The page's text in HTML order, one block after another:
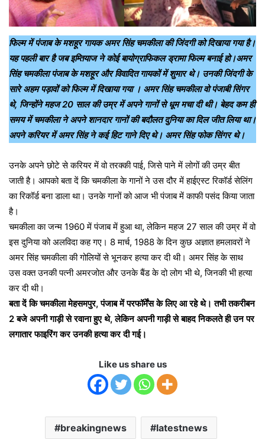
फिल्म में पंजाब के मशहूर गायक अमर सिंह चमकीला की जिंदगी को दिखाया गया है।
यह पहली बार है जब इम्तियाज ने कोई बायोग्राफिकल ड्रामा फिल्म बनाई हो।अमर
सिंह चमकीला पंजाब के मशहूर और विवादित गायकों में शुमार थे। उनकी जिंदगी के
सारे अहम पड़ावों को फिल्म में दिखाया गया । अमर सिंह चमकीला वो पंजाबी सिंगर
थे, जिन्होंने महज 20 साल की उम्र में अपने गानों से धूम मचा दी थी। बेहद कम ही
समय में चमकीला ने अपने शानदार गानों की बदौलत दुनिया का दिल जीत लिया था।
अपने करियर में अमर सिंह ने कई हिट गाने दिए थे। अमर सिंह फोक सिंगर थे।
उनके अपने छोटे से करियर में वो तरक्की पाई, जिसे पाने में लोगों की उम्र बीत
जाती है। आपको बता दें कि चमकीला के गानों ने उस दौर में हाईएस्ट रिकॉर्ड सेलिंग
का रिकॉर्ड बना डाला था। उनके गानों को आज भी पंजाब में काफी पसंद किया जाता
है।
चमकीला का जन्म 1960 में पंजाब में हुआ था, लेकिन महज 27 साल की उम्र में वो
इस दुनिया को अलविदा कह गए। 8 मार्च, 1988 के दिन कुछ अज्ञात हमलावरों ने
अमर सिंह चमकीला की गोलियों से भूनकर हत्या कर दी थी। अमर सिंह के साथ
उस वक्त उनकी पत्नी अमरजोत और उनके बैंड के दो लोग भी थे, जिनकी भी हत्या
कर दी थी।
बता दें कि चमकीला मेहसमपुर, पंजाब में परफॉर्मेंस के लिए आ रहे थे। तभी तकरीबन
2 बजे अपनी गाड़ी से रवाना हुए थे, लेकिन अपनी गाड़ी से बाहद निकलते ही उन पर
लगातार फाइरिंग कर उनकी हत्या कर दी गई।
Like us share us
breakingnews latestnews